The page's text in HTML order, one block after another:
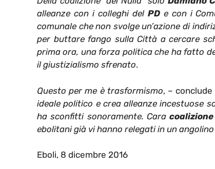
alleanze con i colleghi del PDe con i
comunale che non svolge un’azione di
per buttare fango sulla Città a cercare
prima ora, una forza politica che ha fatto
il giustizialismo sfrenato.
Questo per me è trasformismo, –
ideale politico e crea alleanze incestuose
ha sconfitti sonoramente. Cara
ebolitani già vi hanno relegati in un
Eboli, 8 dicembre 2016